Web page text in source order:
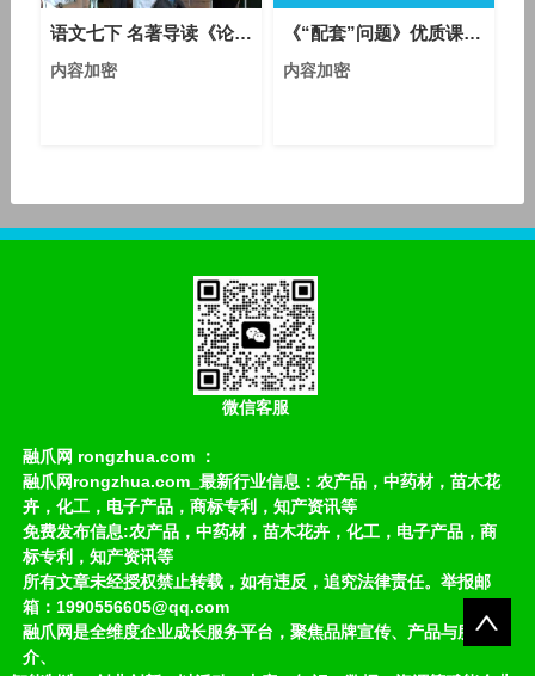
语文七下 名著导读《论语》（说说《论语》中的君子视频课堂实录
内容加密
《“配套”问题》优质课评比视频-人教版初中数学七年级上册
内容加密
微信客服
融爪网 rongzhua.com ：
融爪网rongzhua.com_最新行业信息：农产品，中药材，苗木花
卉，化工，电子产品，商标专利，知产资讯等
免费发布信息:农产品，中药材，苗木花卉，化工，电子产品，商
标专利，知产资讯等
所有文章未经授权禁止转载，如有违反，追究法律责任。举报邮
箱：1990556605@qq.com
融爪网是全维度企业成长服务平台，聚焦品牌宣传、产品与服务推
介、